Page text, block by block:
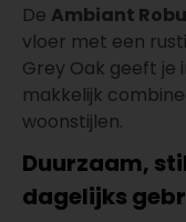
De Ambiant
vloer met een
Grey Oak geeft je
makkelijk
woonstijlen.
Duurzaam,
dagelijks